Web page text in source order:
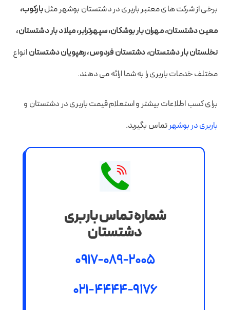
برخی از شرکت های معتبر باربری در دشتستان بوشهر مثلبارکوب،
معین دشتستان، مهران بار بوشکان، سپهرترابر، میلاد بار دشتستان،
نخلستان بار دشتستان، دشتستان فردوس، رهپویان دشتستانانواع
مختلف خدمات باربری را به شما ارائه می دهند.
برای کسب اطلاعات بیشتر و استعلام قیمت باربری در دشتستان و
باربری در بوشهرتماس بگیرید.
شماره تماس باربری
دشتستان
0917-089-2005
021-4444-9176